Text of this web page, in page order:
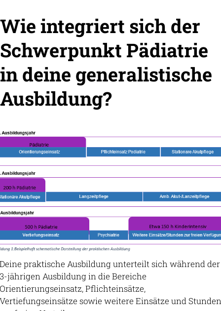
Wie integriert sich der
Schwerpunkt Pädiatrie
in deine generalistische
Ausbildung?
Deine praktische Ausbildung unterteilt sich während der
3-jährigen Ausbildung in die Bereiche
Orientierungseinsatz, Pflichteinsätze,
Vertiefungseinsätze sowie weitere Einsätze und Stunden